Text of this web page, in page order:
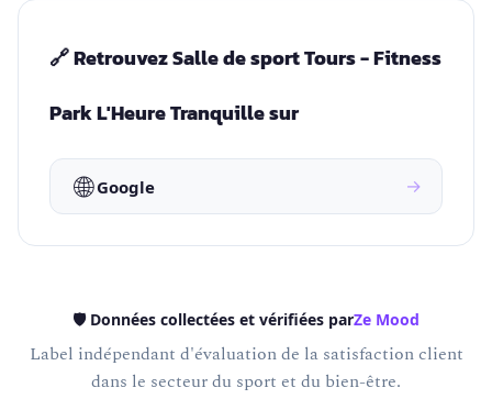
🔗 Retrouvez Salle de sport Tours - Fitness
Park L'Heure Tranquille sur
🌐 Google →
🛡️ Données collectées et vérifiées parZe Mood
Label indépendant d'évaluation de la satisfaction client
dans le secteur du sport et du bien-être.